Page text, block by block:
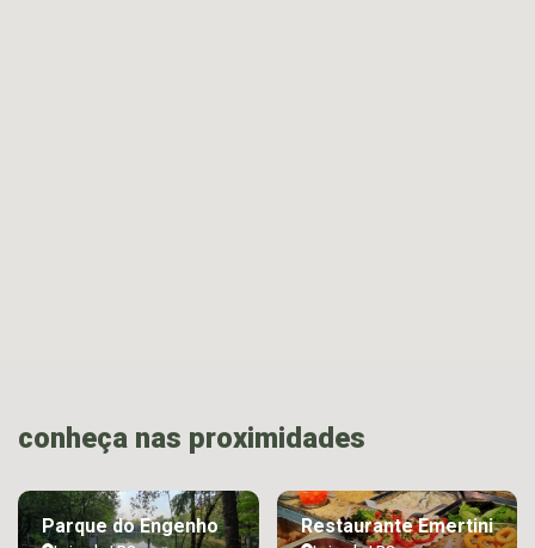
conheça nas proximidades
Parque do Engenho Restaurante Emertini